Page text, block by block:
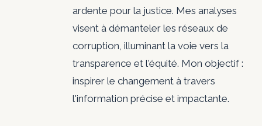
ardente pour la justice. Mes analyses
visent à démanteler les réseaux de
corruption, illuminant la voie vers la
transparence et l'équité. Mon objectif :
inspirer le changement à travers
l'information précise et impactante.